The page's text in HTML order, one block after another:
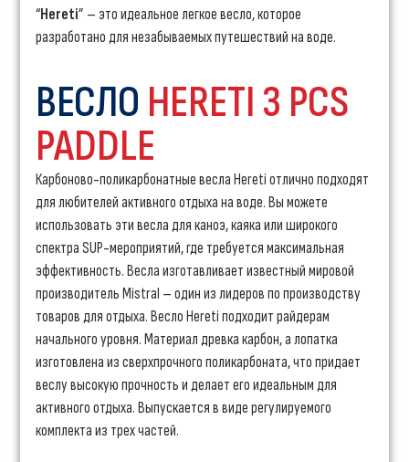
“Hereti” – это идеальное легкое весло, которое
разработано для незабываемых путешествий на воде.
ВЕСЛО HERETI 3 PCS
PADDLE
Карбоново-поликарбонатные весла Hereti отлично подходят
для любителей активного отдыха на воде. Вы можете
использовать эти весла для каноэ, каяка или широкого
спектра SUP-мероприятий, где требуется максимальная
эффективность. Весла изготавливает известный мировой
производитель Mistral – один из лидеров по производству
товаров для отдыха. Весло Hereti подходит райдерам
начального уровня. Материал древка карбон, а лопатка
изготовлена из сверхпрочного поликарбоната, что придает
веслу высокую прочность и делает его идеальным для
активного отдыха. Выпускается в виде регулируемого
комплекта из трех частей.